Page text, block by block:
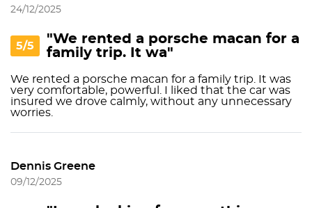
24/12/2025
5/5
"We rented a porsche macan for a
family trip. It wa"
We rented a porsche macan for a family trip. It was
very comfortable, powerful. I liked that the car was
insured we drove calmly, without any unnecessary
worries.
Dennis Greene
09/12/2025